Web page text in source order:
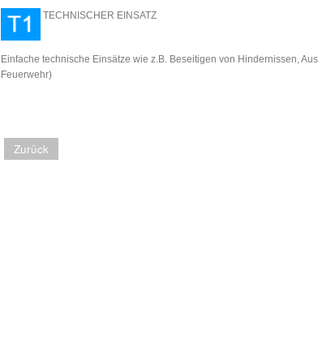
TECHNISCHER
Einfache technische Einsätze wie z.B. Beseitigen von Hindernissen,
Feuerwehr)
Zurück